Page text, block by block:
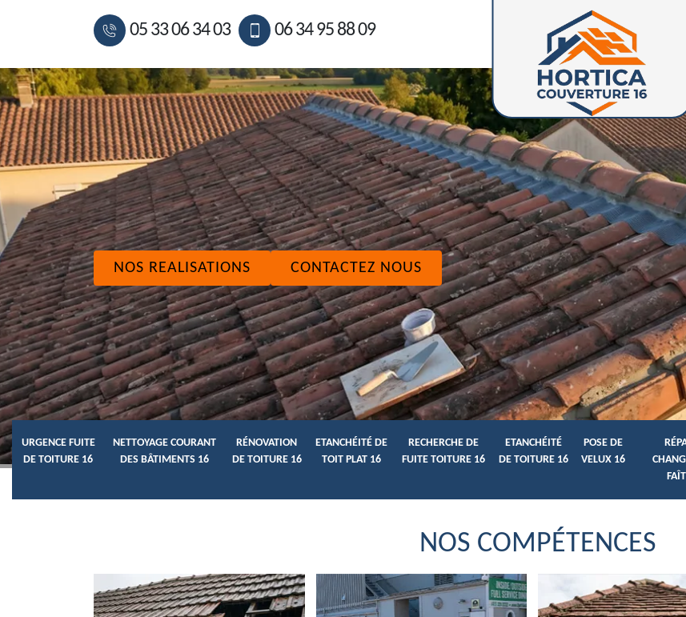
05 33 06 34 03 06 34 95 88 09
ON VOUS
NOS REALISATIONS CONTACTEZ NOUS
URGENCE FUITE
DE TOITURE 16
NETTOYAGE COURANT
DES BÂTIMENTS 16
RÉNOVATION
DE TOITURE 16
ETANCHÉITÉ DE
TOIT PLAT 16
RECHERCHE DE
FUITE TOITURE 16
ETANCHÉITÉ
DE TOITURE 16
POSE DE
VELUX 16
NOS COMPÉTENCES